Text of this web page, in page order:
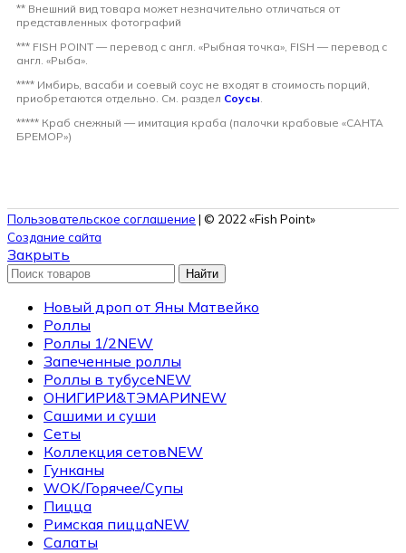
** Внешний вид товара может незначительно отличаться от
представленных фотографий
*** FISH POINT — перевод с англ. «Рыбная точка», FISH — перевод с
англ. «Рыба».
**** Имбирь, васаби и соевый соус не входят в стоимость порций,
приобретаются отдельно. См. раздел Соусы
***** Краб снежный — имитация краба (палочки крабовые «САНТА
БРЕМОР»)
Пользовательское соглашение | © 2022 «Fish Point»
Создание сайта
Закрыть
Найти
Новый дроп от Яны Матвейко
Роллы
Роллы 1/2NEW
Запеченные роллы
Роллы в тубусеNEW
ОНИГИРИ&ТЭМАРИNEW
Сашими и суши
Сеты
Коллекция сетовNEW
Гунканы
WOK/Горячее/Супы
Пицца
Римская пиццаNEW
Салаты